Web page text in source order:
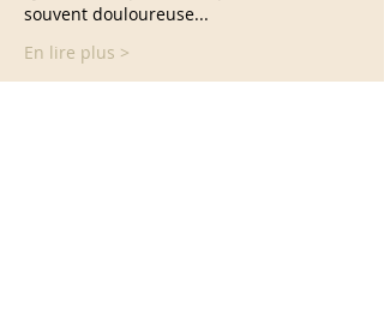
souvent douloureuse...
En lire plus >